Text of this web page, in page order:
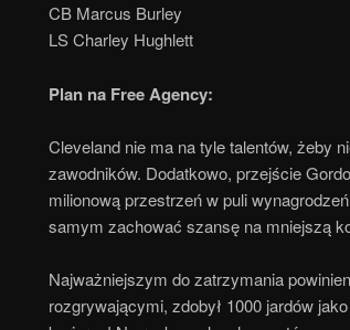
CB Marcus Burley
LS Charley Hughlett
Plan na Free Agency:
Cleveland nie ma na tyle talentów, żeby
zawodników. Dodatkowo, przejście
milionową przestrzeń w puli
samym zachować szansę na mniejszą
Najważniejszym do zatrzymania
rozgrywającymi, zdobył 1000 jardów